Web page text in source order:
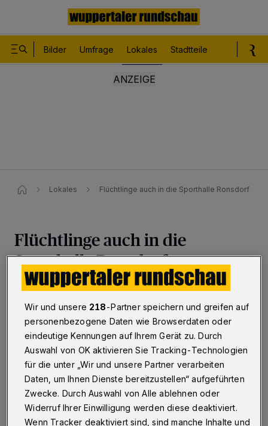
Bilder Umfrage Lokales Stadtteile
Lokales Flüchtlinge auch in die Sporthalle Ronsdorf
Flüchtlinge auch in die
Sporthalle Ronsdorf
Wuppertal·Die Stadt Wuppertal wird auch die
Sporthalle Ronsdorf vorübergehend als Quartier für
Flüchtlinge nutzen. Das haben Oberbürgermeister Peter
Jung, Kämmerer Johannes Slawig, Sozialdezernent
Kühn und Gebeäudemanagement-Chef Karl-Uwe
Flunkert am Sonntagnachmittag (13.
Wir und unsere 218-Partner speichern und greifen auf
personenbezogene Daten wie Browserdaten oder
eindeutige Kennungen auf Ihrem Gerät zu. Durch
Auswahl von OK aktivieren Sie Tracking-Technologien
für die unter „Wir und unsere Partner verarbeiten
Daten, um Ihnen Dienste bereitzustellen“ aufgeführten
Zwecke. Durch Auswahl von Alle ablehnen oder
Widerruf Ihrer Einwilligung werden diese deaktiviert.
Wenn Tracker deaktiviert sind, sind manche Inhalte und